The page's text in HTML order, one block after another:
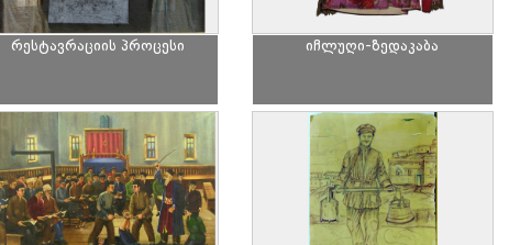
რესტავრაციის პროცესი იჩლუღი-ზედაკაბა